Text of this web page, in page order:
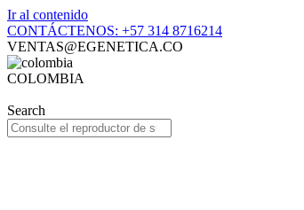
Ir al contenido
CONTÁCTENOS: +57 314 8716214
VENTAS@EGENETICA.CO
COLOMBIA
Search